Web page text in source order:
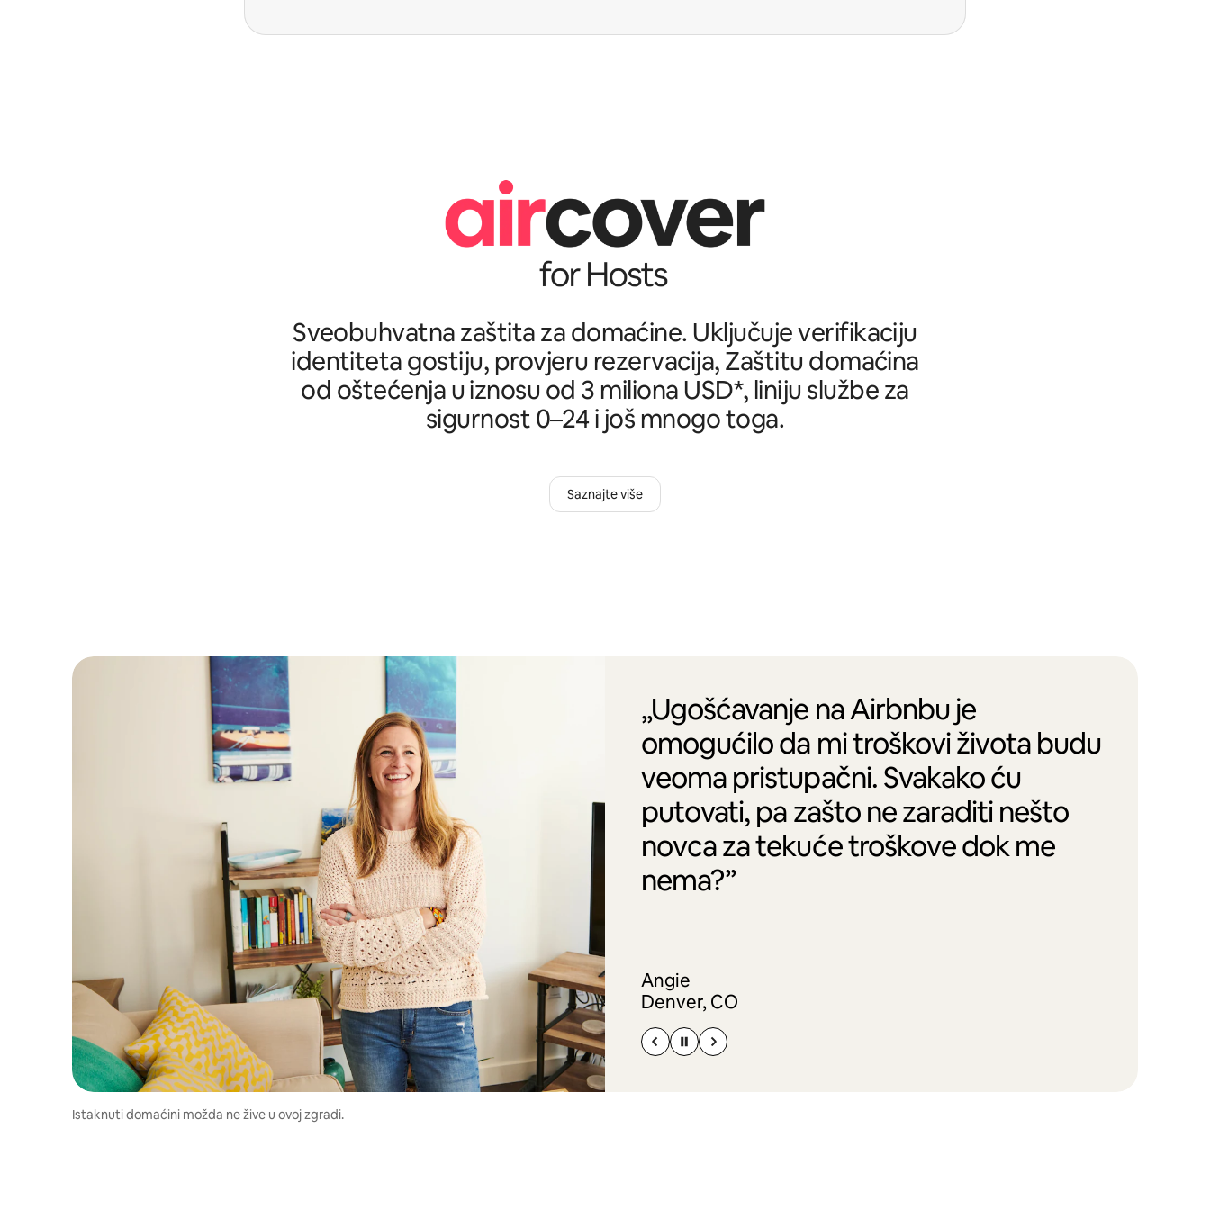
Sveobuhvatna zaštita za domaćine. Uključuje verifikaciju
identiteta gostiju, provjeru rezervacija, Zaštitu domaćina
od oštećenja u iznosu od 3 miliona USD*, liniju službe za
sigurnost 0–24 i još mnogo toga.
Saznajte više
„Ugošćavanje na Airbnbu je
omogućilo da mi troškovi života budu
veoma pristupačni. Svakako ću
putovati, pa zašto ne zaraditi nešto
novca za tekuće troškove dok me
nema?”
Angie
Denver, CO
Istaknuti domaćini možda ne žive u ovoj zgradi.